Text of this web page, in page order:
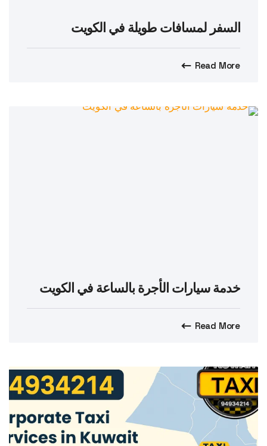
السفر لمسافات طويلة في الكويت
Read More
خدمة سيارات الأجرة بالساعة في الكويت
Read More